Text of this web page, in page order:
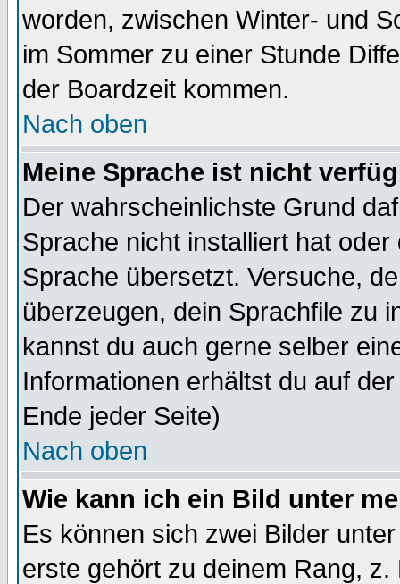
worden, zwischen Winter- und
im Sommer zu einer Stunde
der Boardzeit kommen.
Nach oben
Meine Sprache ist nicht
Der wahrscheinlichste Grund
Sprache nicht installiert hat
Sprache übersetzt. Versuche,
überzeugen, dein Sprachfile zu
kannst du auch gerne selber
Informationen erhältst du auf
Ende jeder Seite)
Nach oben
Wie kann ich ein Bild unter
Es können sich zwei Bilder
erste gehört zu deinem Rang,